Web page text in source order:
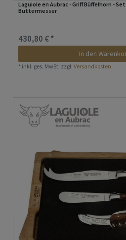
Laguiole en Aubrac - Griff Büffelhorn -
Buttermesser
430,80 € *
In den
* inkl. ges. MwSt. zzgl.Versandkosten